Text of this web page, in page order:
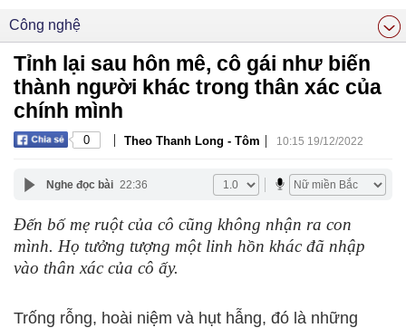
Công nghệ
Tỉnh lại sau hôn mê, cô gái như biến
thành người khác trong thân xác của
chính mình
0 | Theo Thanh Long - Tôm | 10:15 19/12/2022
Nghe đọc bài 22:36
Đến bố mẹ ruột của cô cũng không nhận ra con
mình. Họ tưởng tượng một linh hồn khác đã nhập
vào thân xác của cô ấy.
Trống rỗng, hoài niệm và hụt hẫng, đó là những